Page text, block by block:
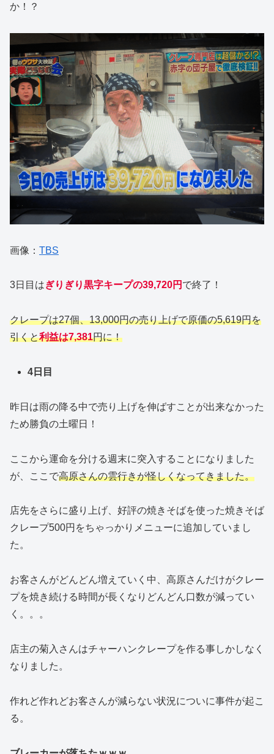
か！？
画像： TBS
3日目はぎりぎり黒字キープの39,720円 で終了！
クレープは27個、13,000円の売り上げで原価の5,619円を
引くと利益は7,381円に！
4日目
昨日は雨の降る中で売り上げを伸ばすことが出来なかった
ため勝負の土曜日！
ここから運命を分ける週末に突入することになりました
が、ここで高原さんの雲行きが怪しくなってきました。
店先をさらに盛り上げ、好評の焼きそばを使った焼きそば
クレープ500円をちゃっかりメニューに追加していまし
た。
お客さんがどんどん増えていく中、高原さんだけがクレー
プを焼き続ける時間が長くなりどんどん口数が減ってい
く。。。
店主の菊入さんはチャーハンクレープを作る事しかしなく
なりました。
作れど作れどお客さんが減らない状況についに事件が起こ
る。